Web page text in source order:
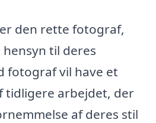
den rette fotograf,
til deres
fotograf vil have et
tidligere arbejdet, der
af deres stil